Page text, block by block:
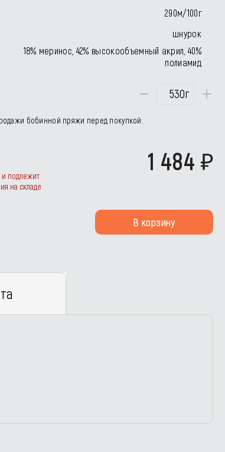
290м/100г
шнурок
18% меринос, 42% высокообъемный акрил, 40%
полиамид
г
бобинной пряжи перед покупкой.
1 484
и подлежит
на складе
В корзину